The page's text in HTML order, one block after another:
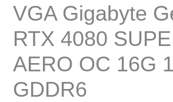
VGA Gigabyte
RTX 4080
AERO OC 16G
GDDR6